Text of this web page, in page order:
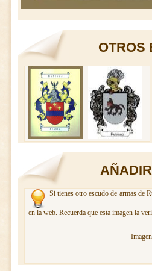
OTROS
Si tienes otro escudo de armas de
en la web. Recuerda que esta imagen la